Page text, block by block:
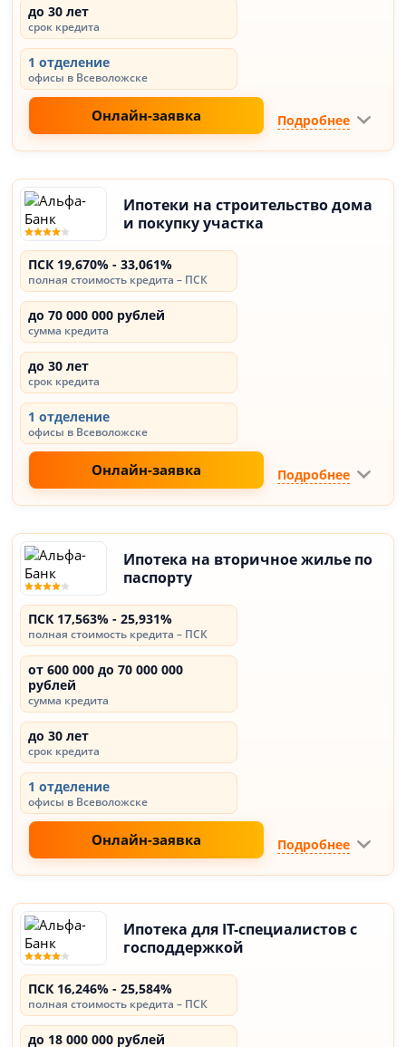
до 30 лет
срок кредита
1 отделение
офисы в Всеволожске
Онлайн-заявка Подробнее
Ипотеки на строительство дома
и покупку участка
ПСК 19,670% - 33,061%
полная стоимость кредита – ПСК
до 70 000 000 рублей
сумма кредита
до 30 лет
срок кредита
1 отделение
офисы в Всеволожске
Онлайн-заявка Подробнее
Ипотека на вторичное жилье по
паспорту
ПСК 17,563% - 25,931%
полная стоимость кредита – ПСК
от 600 000 до 70 000 000
рублей
сумма кредита
до 30 лет
срок кредита
1 отделение
офисы в Всеволожске
Онлайн-заявка Подробнее
Ипотека для IT-специалистов с
господдержкой
ПСК 16,246% - 25,584%
полная стоимость кредита – ПСК
до 18 000 000 рублей